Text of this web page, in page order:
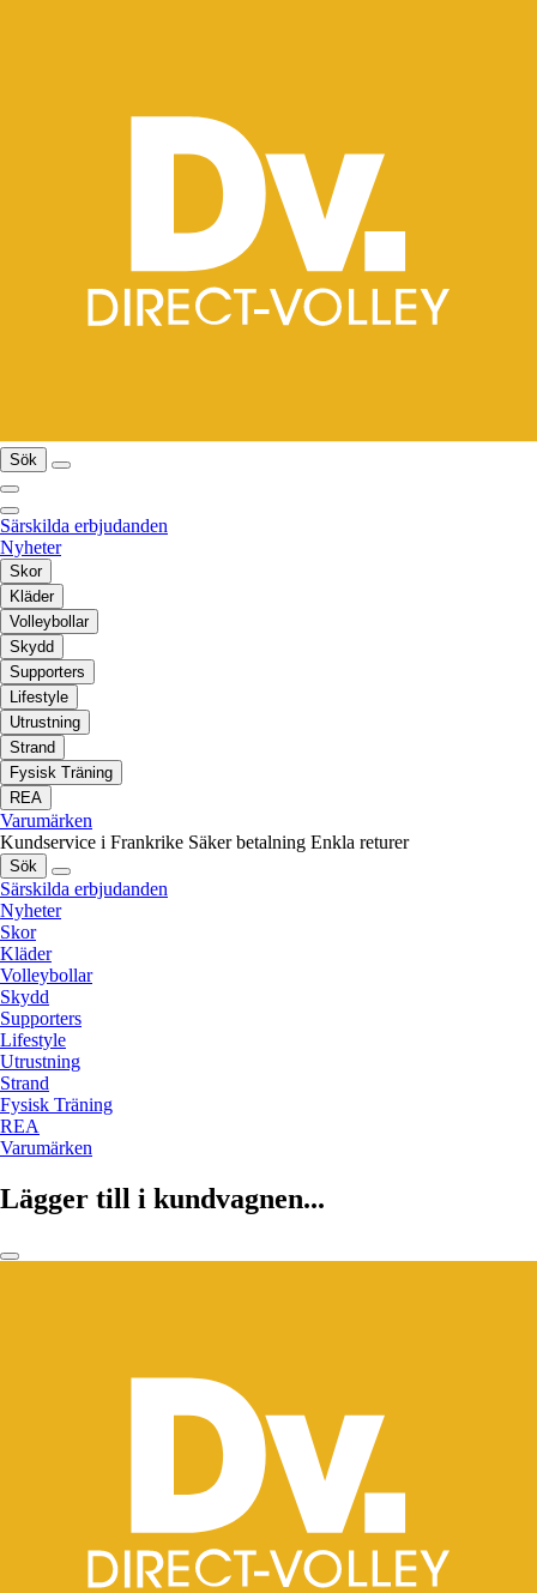
Sök
Särskilda erbjudanden
Nyheter
Skor
Kläder
Volleybollar
Skydd
Supporters
Lifestyle
Utrustning
Strand
Fysisk Träning
REA
Varumärken
Kundservice i Frankrike Säker betalning Enkla returer
Sök
Särskilda erbjudanden
Nyheter
Skor
Kläder
Volleybollar
Skydd
Supporters
Lifestyle
Utrustning
Strand
Fysisk Träning
REA
Varumärken
Lägger till i kundvagnen...